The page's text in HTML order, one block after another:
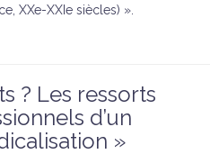
XXe-XXIe siècles) ».
? Les ressorts
d’un
»